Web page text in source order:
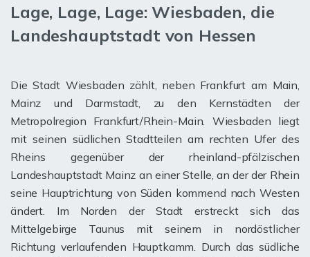
Lage, Lage, Lage: Wiesbaden, die
Landeshauptstadt von Hessen
Die Stadt Wiesbaden zählt, neben Frankfurt am Main,
Mainz und Darmstadt, zu den Kernstädten der
Metropolregion Frankfurt/Rhein-Main. Wiesbaden liegt
mit seinen südlichen Stadtteilen am rechten Ufer des
Rheins gegenüber der rheinland-pfälzischen
Landeshauptstadt Mainz an einer Stelle, an der der Rhein
seine Hauptrichtung von Süden kommend nach Westen
ändert. Im Norden der Stadt erstreckt sich das
Mittelgebirge Taunus mit seinem in nordöstlicher
Richtung verlaufenden Hauptkamm. Durch das südliche